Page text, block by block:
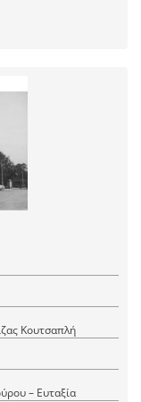
Κουτσαπλή
– Ευταξία